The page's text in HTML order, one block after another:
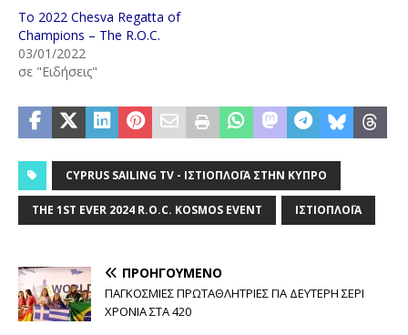
Το 2022 Chesva Regatta of
Champions – The R.O.C.
03/01/2022
σε "Ειδήσεις"
CYPRUS SAILING TV - ΙΣΤΙΟΠΛΟΪ́Α ΣΤΗΝ ΚΎΠΡΟ
THE 1ST EVER 2024 R.O.C. KOSMOS EVENT ΙΣΤΙΟΠΛΟΪ́Α
ΠΡΟΗΓΟΎΜΕΝΟ
ΠΑΓΚΟΣΜΙΕΣ ΠΡΩΤΑΘΛΗΤΡΙΕΣ ΓΙΑ ΔΕΥΤΕΡΗ ΣΕΡΙ
ΧΡΟΝΙΑ ΣΤΑ 420